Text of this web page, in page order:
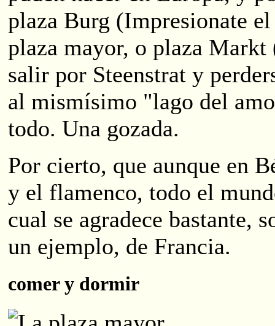
plaza Burg (Impresionate
plaza mayor, o plaza
salir por Steenstrat y
al mismísimo "lago del
todo. Una gozada.
Por cierto, que aunque en
y el flamenco, todo el
cual se agradece bastante,
un ejemplo, de Francia.
comer y dormir